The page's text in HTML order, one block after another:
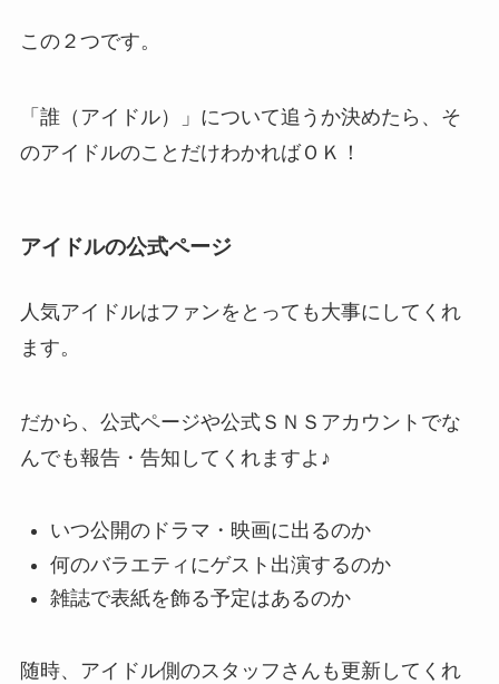
この２つです。
「誰（アイドル）」について追うか決めたら、そ
のアイドルのことだけわかればＯＫ！
アイドルの公式ページ
人気アイドルはファンをとっても大事にしてくれ
ます。
だから、公式ページや公式ＳＮＳアカウントでな
んでも報告・告知してくれますよ♪
いつ公開のドラマ・映画に出るのか
何のバラエティにゲスト出演するのか
雑誌で表紙を飾る予定はあるのか
随時、アイドル側のスタッフさんも更新してくれ